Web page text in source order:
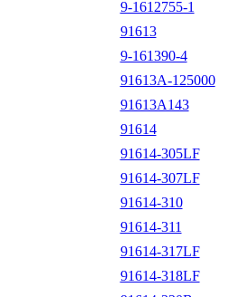
9-1612755-1
91613
9-161390-4
91613A-125000
91613A143
91614
91614-305LF
91614-307LF
91614-310
91614-311
91614-317LF
91614-318LF